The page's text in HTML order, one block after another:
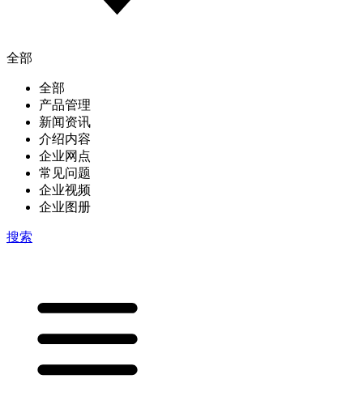
全部
全部
产品管理
新闻资讯
介绍内容
企业网点
常见问题
企业视频
企业图册
搜索